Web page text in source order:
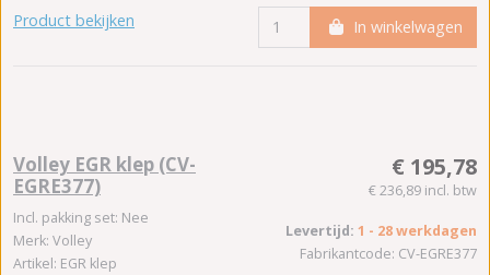
Product bekijken In winkelwagen
Volley EGR klep (CV-
EGRE377)
Incl. pakking set: Nee
Merk: Volley
Artikel: EGR klep
€ 195,78
€ 236,89 incl. btw
Levertijd: 1 - 28 werkdagen
Fabrikantcode: CV-EGRE377